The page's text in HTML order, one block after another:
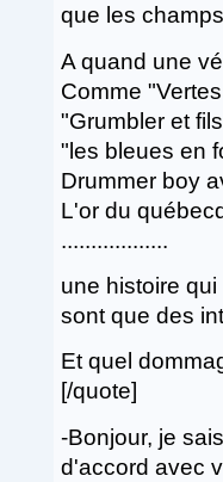
que les
A quand une
Comme
"Grumbler et
"les bleues en
Drummer boy
L'or du
..................
une histoire
sont que des
Et quel
[/quote]
-Bonjour, je
d'accord avec